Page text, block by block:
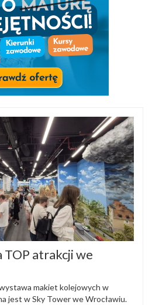
atrakcji we
makiet kolejowych w
jest w Sky Tower we Wrocławiu.